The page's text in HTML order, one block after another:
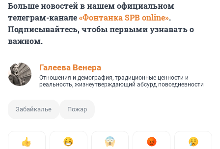
Больше новостей в нашем официальном
телеграм-канале«Фонтанка SPB online».
Подписывайтесь, чтобы первыми узнавать о
важном.
Галеева Венера
Отношения и демография, традиционные ценности и
реальность, жизнеутверждающий абсурд повседневности
Забайкалье Пожар